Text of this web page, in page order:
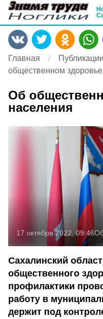
Главная Публикации
общественном
Об
населения
17 октября 2022, 09:46
Сахалинский
общественного
профилактики
работу в
держит под